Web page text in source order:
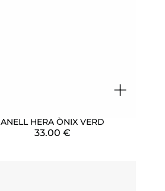
+
ANELL HERA ÒNIX VERD
33.00 €